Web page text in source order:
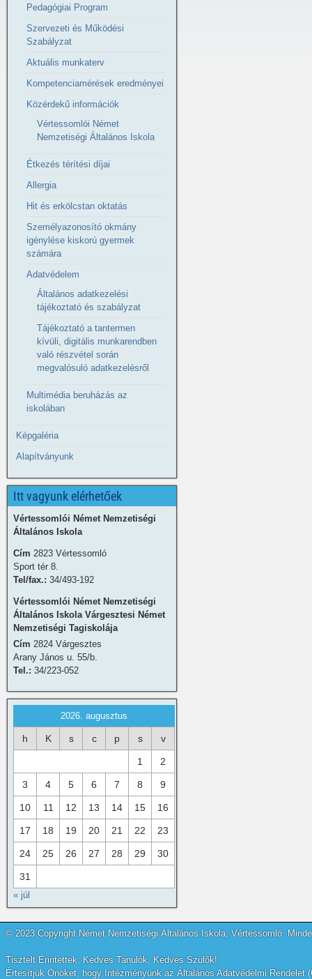
Pedagógiai Program
Szervezeti és Működési
Szabályzat
Aktuális munkaterv
Kompetenciamérések eredményei
Közérdekű információk
Vértessomlói Német
Nemzetiségi Általános Iskola
Étkezés térítési díjai
Allergia
Hit és erkölcstan oktatás
Személyazonosító okmány
igénylése kiskorú gyermek
számára
Adatvédelem
Általános adatkezelési
tájékoztató és szabályzat
Tájékoztató a tantermen
kívüli, digitális munkarendben
való részvétel során
megvalósuló adatkezelésről
Multimédia beruházás az
iskolában
Képgaléria
Alapítványunk
Itt vagyunk elérhetőek
Vértessomlói Német Nemzetiségi
Általános Iskola
Cím 2823 Vértessomló
Sport tér 8.
Tel/fax.: 34/493-192
Vértessomlói Német Nemzetiségi
Általános Iskola Várgesztesi Német
Nemzetiségi Tagiskolája
Cím 2824 Várgesztes
Arany János u. 55/b.
Tel.: 34/223-052
2026. augusztus
h K s c p s v
1 2
3 4 5 6 7 8 9
10 11 12 13 14 15 16
17 18 19 20 21 22 23
24 25 26 27 28 29 30
31
« júl
© 2023 Copyright Német Nemzetiségi Általános Iskola, Vértessomló.
Tisztelt Érintettek, Kedves Tanulók, Kedves Szülők!
Értesítjük Önöket, hogy Intézményünk az Általános Adatvédelmi